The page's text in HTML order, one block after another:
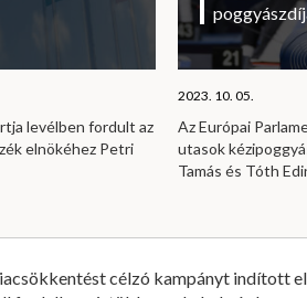
levélben fordult az
elnökéhez Petri
2023. 10. 05.
Az Európai
utasok
Tamás és Tóth
célzó kampányt indított